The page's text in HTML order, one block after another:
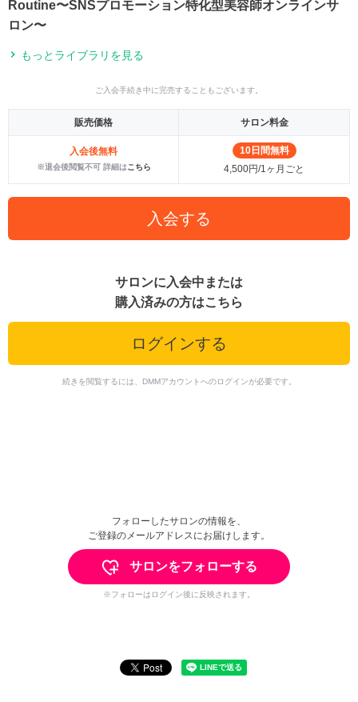
Routine〜SNSプロモーション特化型美容師オンラインサ
ロン〜
もっとライブラリを見る
ご入会手続き中に完売することもございます。
販売価格 サロン料金
入会後無料
※退会後閲覧不可 詳細はこちら
10日間無料
4,500円/1ヶ月ごと
入会する
サロンに入会中または
購入済みの方はこちら
ログインする
続きを閲覧するには、DMMアカウントへのログインが必要です。
フォローしたサロンの情報を、
ご登録のメールアドレスにお届けします。
サロンをフォローする
※フォローはログイン後に反映されます。